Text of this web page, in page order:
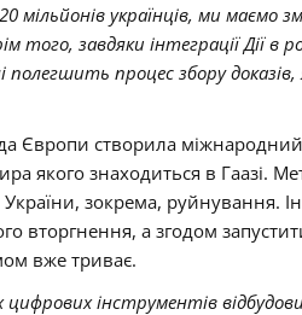
мільйонів українців, ми
того, завдяки інтеграції Дії
полегшить процес збору доказів,
Європи створила міжнародний
якого знаходиться в Гаазі.
зокрема, руйнування.
вторгнення, а згодом
вже триває.
цифрових інструментів